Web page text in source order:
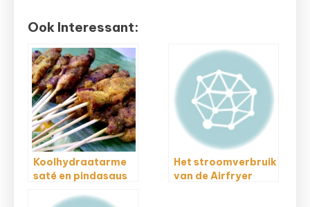
Ook Interessant:
Koolhydraatarme
saté en pindasaus
Het stroomverbruik
van de Airfryer